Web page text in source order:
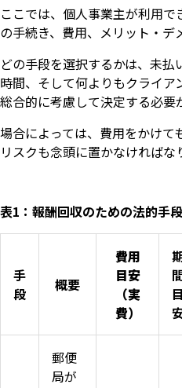
ここでは、個人事業主が利用
の手続き、費用、メリット・デ
どの手段を選択するかは、未
時間、そして何よりもクライ
総合的に考慮して決定する必要
場合によっては、費用をかけて
リスクも念頭に置かなければな
表1：報酬回収のための法的手
手
段
概要
費用
目安
（実
費）
目
郵便
局が
いますぐ無